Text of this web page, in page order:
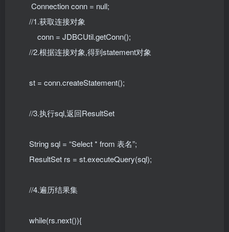
Connection conn = null;
//1.获取连接对象
conn = JDBCUtil.getConn();
//2.根据连接对象,得到statement对象
st = conn.createStatement();
//3.执行sql,返回ResultSet
String sql = “Select * from 表名”;
ResultSet rs = st.executeQuery(sql);
//4.遍历结果集
while(rs.next()){